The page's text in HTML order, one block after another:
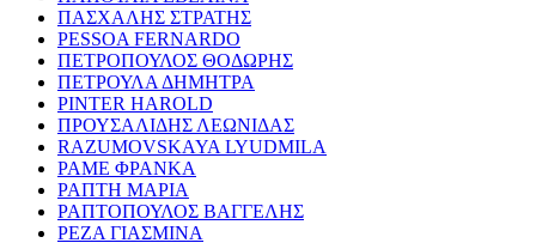
ΠΑΣΧΑΛΗΣ ΣΤΡΑΤΗΣ
PESSOA FERNARDO
ΠΕΤΡΟΠΟΥΛΟΣ ΘΟΔΩΡΗΣ
ΠΕΤΡΟΥΛΑ ΔΗΜΗΤΡΑ
PINTER HAROLD
ΠΡΟΥΣΑΛΙΔΗΣ ΛΕΩΝΙΔΑΣ
RAZUMOVSKAYA LYUDMILA
ΡΑΜΕ ΦΡΑΝΚΑ
ΡΑΠΤΗ ΜΑΡΙΑ
ΡΑΠΤΟΠΟΥΛΟΣ ΒΑΓΓΕΛΗΣ
ΡΕΖΑ ΓΙΑΣΜΙΝΑ